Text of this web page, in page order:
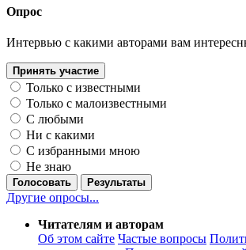
Опрос
Интервью с какими авторами вам
Принять участие
Только с известными
Только с малоизвестными
С любыми
Ни с какими
С избранными мною
Не знаю
Голосовать Результаты
Другие опросы...
Читателям и авторам
Об этом сайте Частые вопросы